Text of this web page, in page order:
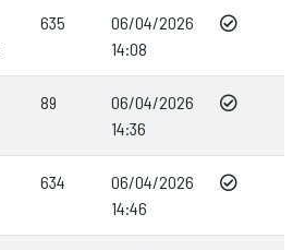
635
06/04/2026
14:08
89
06/04/2026
14:36
634
06/04/2026
14:46